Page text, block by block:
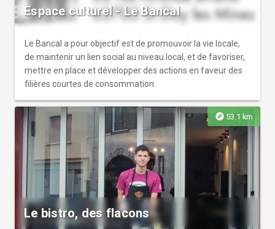
Espace culturel - Le Bancal
Le Bancal a pour objectif est de promouvoir la vie locale,
de maintenir un lien social au niveau local, et de favoriser,
mettre en place et développer des actions en faveur des
filières courtes de consommation.
explore 53.1 km
Le bistro, des flacons